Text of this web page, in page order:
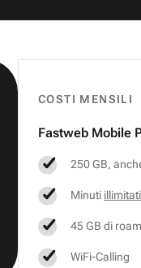
COSTI MENSILI
Fastweb Mobile
250 GB,
Minuti illimitati
45 GB di
WiFi-Calling